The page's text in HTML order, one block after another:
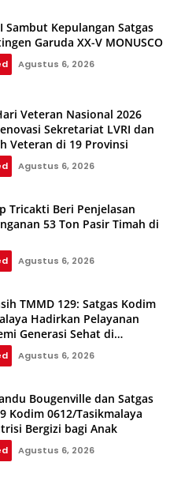
Sambut Kepulangan Satgas
Garuda XX-V MONUSCO
Agustus 6, 2026
Veteran Nasional 2026
Sekretariat LVRI dan
Veteran di 19 Provinsi
Agustus 6, 2026
Tricakti Beri Penjelasan
53 Ton Pasir Timah di
Agustus 6, 2026
TMMD 129: Satgas Kodim
Hadirkan Pelayanan
Generasi Sehat di
Agustus 6, 2026
Bougenville dan Satgas
Kodim 0612/Tasikmalaya
Bergizi bagi Anak
Agustus 6, 2026